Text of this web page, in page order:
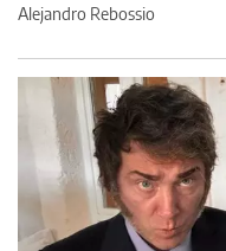
Alejandro Rebossio